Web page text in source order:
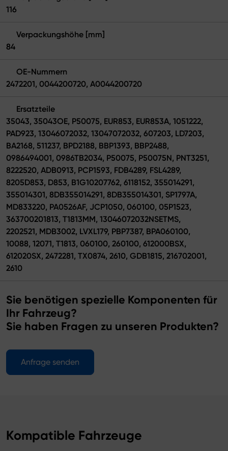
116
Verpackungshöhe [mm]
84
OE-Nummern
2472201, 0044200720, A0044200720
Ersatzteile
35043, 35043OE, P50075, EUR853, EUR853A, 1051222,
PAD923, 13046072032, 13047072032, 607203, LD7203,
BA2168, 511237, BPD2188, BBP1393, BBP2488,
0986494001, 0986TB2034, P50075, P50075N, PNT3251,
8222520, ADB0913, PCP1593, FDB4289, FSL4289,
8205D853, D853, B1G10207762, 6118152, 355014291,
355014301, 8DB355014291, 8DB355014301, SP1797A,
MD833220, PA0526AF, JCP1050, 060100, 05P1523,
363700201813, T1813MM, 13046072032NSETMS,
2202521, MDB3002, LVXL179, PBP7387, BPA060100,
10088, 12071, T1813, 060100, 260100, 612000BSX,
612020SX, 2472281, TX0874, 2610, GDB1815, 216702001,
2610
Sie benötigen spezielle Komponenten für
Ihr Fahrzeug?
Sie haben Fragen zu unseren Produkten?
Anfrage senden
Kompatible Fahrzeuge